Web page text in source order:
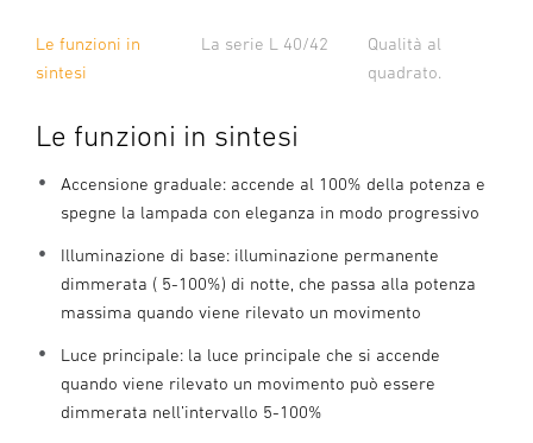
Le funzioni in
sintesi
La serie L 40/42
Qualità al
quadrato.
Le funzioni in sintesi
Accensione graduale: accende al 100% della potenza e
spegne la lampada con eleganza in modo progressivo
Illuminazione di base: illuminazione permanente
dimmerata ( 5-100%) di notte, che passa alla potenza
massima quando viene rilevato un movimento
Luce principale: la luce principale che si accende
quando viene rilevato un movimento può essere
dimmerata nell’intervallo 5-100%